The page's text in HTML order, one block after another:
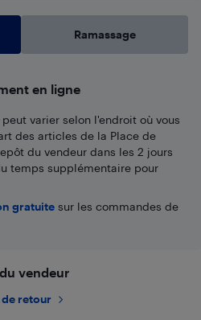
Ramassage
en ligne
varier selon l'endroit où vous
des articles de la Place de
du vendeur dans les 2 jours
temps supplémentaire pour
gratuite sur les commandes de
vendeur
retour